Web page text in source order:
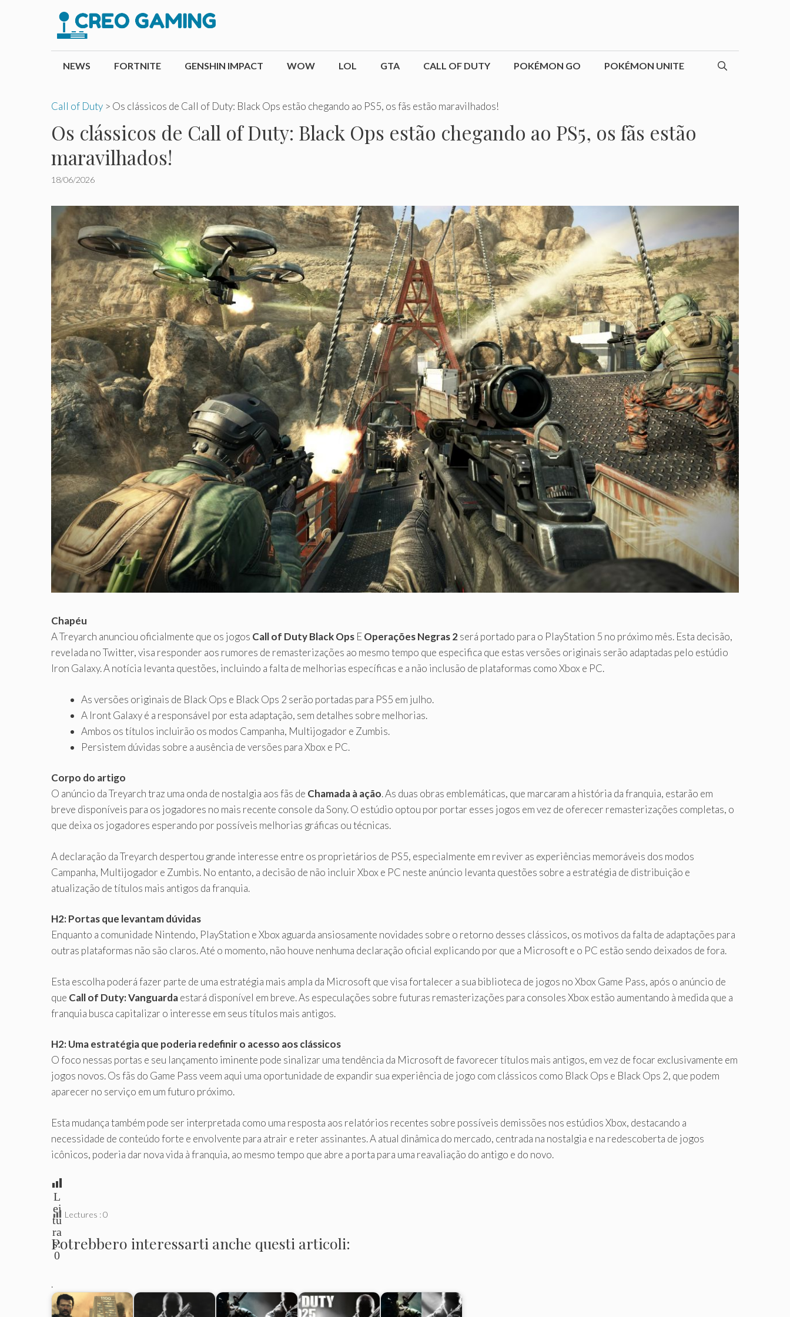
conteúdo
NEWS FORTNITE GENSHIN IMPACT WOW LOL GTA CALL OF DUTY POKÉMON GO POKÉMON UNITE
Call of Duty > Os clássicos de Call of Duty: Black Ops estão chegando ao PS5, os fãs estão maravilhados!
Os clássicos de Call of Duty: Black Ops estão chegando ao PS5, os fãs estão
maravilhados!
18/06/2026
Chapéu
A Treyarch anunciou oficialmente que os jogos Call of Duty Black Ops EOperações Negras 2será portado para o PlayStation 5 no próximo mês. Esta decisão,
revelada no Twitter, visa responder aos rumores de remasterizações ao mesmo tempo que especifica que estas versões originais serão adaptadas pelo estúdio
Iron Galaxy. A notícia levanta questões, incluindo a falta de melhorias específicas e a não inclusão de plataformas como Xbox e PC.
As versões originais de Black Ops e Black Ops 2 serão portadas para PS5 em julho.
A Iront Galaxy é a responsável por esta adaptação, sem detalhes sobre melhorias.
Ambos os títulos incluirão os modos Campanha, Multijogador e Zumbis.
Persistem dúvidas sobre a ausência de versões para Xbox e PC.
Corpo do artigo
O anúncio da Treyarch traz uma onda de nostalgia aos fãs de Chamada à ação. As duas obras emblemáticas, que marcaram a história da franquia, estarão em
breve disponíveis para os jogadores no mais recente console da Sony. O estúdio optou por portar esses jogos em vez de oferecer remasterizações completas, o
que deixa os jogadores esperando por possíveis melhorias gráficas ou técnicas.
A declaração da Treyarch despertou grande interesse entre os proprietários de PS5, especialmente em reviver as experiências memoráveis ​​dos modos
Campanha, Multijogador e Zumbis. No entanto, a decisão de não incluir Xbox e PC neste anúncio levanta questões sobre a estratégia de distribuição e
atualização de títulos mais antigos da franquia.
H2: Portas que levantam dúvidas
Enquanto a comunidade Nintendo, PlayStation e Xbox aguarda ansiosamente novidades sobre o retorno desses clássicos, os motivos da falta de adaptações para
outras plataformas não são claros. Até o momento, não houve nenhuma declaração oficial explicando por que a Microsoft e o PC estão sendo deixados de fora.
Esta escolha poderá fazer parte de uma estratégia mais ampla da Microsoft que visa fortalecer a sua biblioteca de jogos no Xbox Game Pass, após o anúncio de
que Call of Duty: Vanguardaestará disponível em breve. As especulações sobre futuras remasterizações para consoles Xbox estão aumentando à medida que a
franquia busca capitalizar o interesse em seus títulos mais antigos.
H2: Uma estratégia que poderia redefinir o acesso aos clássicos
O foco nessas portas e seu lançamento iminente pode sinalizar uma tendência da Microsoft de favorecer títulos mais antigos, em vez de focar exclusivamente em
jogos novos. Os fãs do Game Pass veem aqui uma oportunidade de expandir sua experiência de jogo com clássicos como Black Ops e Black Ops 2, que podem
aparecer no serviço em um futuro próximo.
Esta mudança também pode ser interpretada como uma resposta aos relatórios recentes sobre possíveis demissões nos estúdios Xbox, destacando a
necessidade de conteúdo forte e envolvente para atrair e reter assinantes. A atual dinâmica do mercado, centrada na nostalgia e na redescoberta de jogos
icônicos, poderia dar nova vida à franquia, ao mesmo tempo que abre a porta para uma reavaliação do antigo e do novo.
L
ei
tu
ra
s:
0
Lectures :0
Potrebbero interessarti anche questi articoli:
.